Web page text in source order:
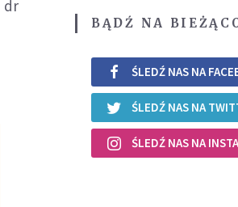
dr
BĄDŹ NA
ŚLEDŹ NAS NA
ŚLEDŹ NAS NA
ŚLEDŹ NAS NA